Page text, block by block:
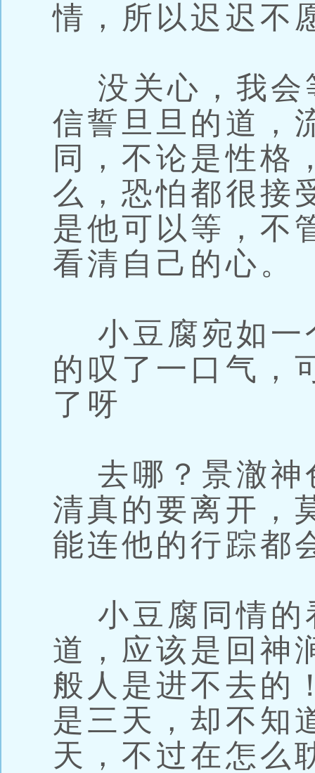
情，所以迟迟不
没关心，我会
信誓旦旦的道，
同，不论是性格
么，恐怕都很接
是他可以等，不
看清自己的心。
小豆腐宛如一
的叹了一口气，
了呀
去哪？景澈神
清真的要离开，
能连他的行踪都
小豆腐同情的
道，应该是回神
般人是进不去的
是三天，却不知
天，不过在怎么